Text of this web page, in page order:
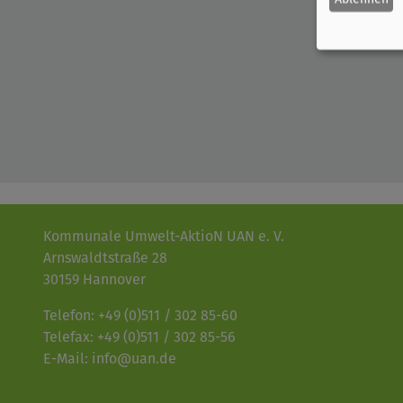
Kommunale Umwelt-AktioN UAN e. V.
Arnswaldtstraße 28
30159 Hannover
Telefon: +49 (0)511 / 302 85-60
Telefax: +49 (0)511 / 302 85-56
E-Mail: info@uan.de